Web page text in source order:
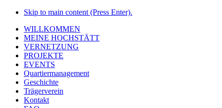
Skip to main content (Press Enter).
WILLKOMMEN
MEINE HOCHSTÄTT
VERNETZUNG
PROJEKTE
EVENTS
Quartiermanagement
Geschichte
Trägerverein
Kontakt